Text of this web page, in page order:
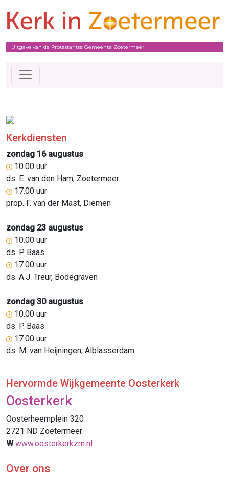
Uitgave van de Protestantse Gemeente Zoetermeer
Kerkdiensten
zondag 16 augustus
10.00 uur
ds. E. van den Ham, Zoetermeer
17.00 uur
prop. F. van der Mast, Diemen
zondag 23 augustus
10.00 uur
ds. P. Baas
17.00 uur
ds. A.J. Treur, Bodegraven
zondag 30 augustus
10.00 uur
ds. P. Baas
17.00 uur
ds. M. van Heijningen, Alblasserdam
Hervormde Wijkgemeente Oosterkerk
Oosterkerk
Oosterheemplein 320
2721 ND Zoetermeer
W www.oosterkerkzm.nl
Over ons